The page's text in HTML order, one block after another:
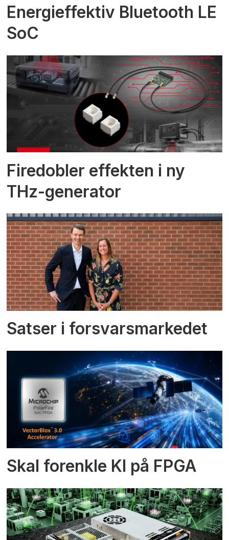
Energieffektiv Bluetooth LE
SoC
Firedobler effekten i ny
THz-generator
Satser i forsvarsmarkedet
Skal forenkle KI på FPGA